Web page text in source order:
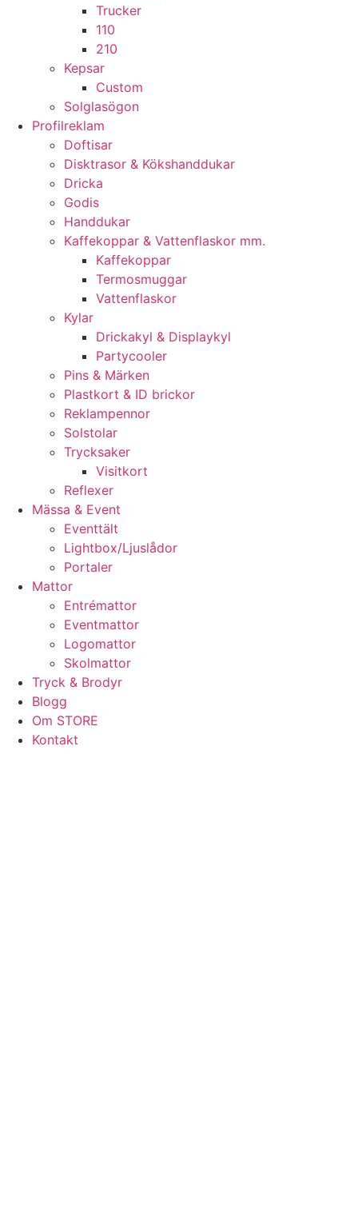
Trucker
110
210
Kepsar
Custom
Solglasögon
Profilreklam
Doftisar
Disktrasor & Kökshanddukar
Dricka
Godis
Handdukar
Kaffekoppar & Vattenflaskor mm.
Kaffekoppar
Termosmuggar
Vattenflaskor
Kylar
Drickakyl & Displaykyl
Partycooler
Pins & Märken
Plastkort & ID brickor
Reklampennor
Solstolar
Trycksaker
Visitkort
Reflexer
Mässa & Event
Eventtält
Lightbox/Ljuslådor
Portaler
Mattor
Entrémattor
Eventmattor
Logomattor
Skolmattor
Tryck & Brodyr
Blogg
Om STORE
Kontakt